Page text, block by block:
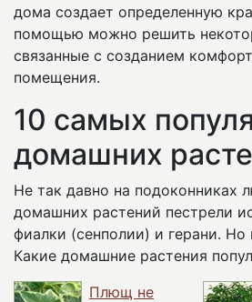
дома создает определенную
помощью можно решить
связанные с созданием
помещения.
10 самых
домашних
Не так давно на подоконниках
домашних растений пестрели
фиалки (сенполии) и герани.
Какие домашние растения
Плющ не